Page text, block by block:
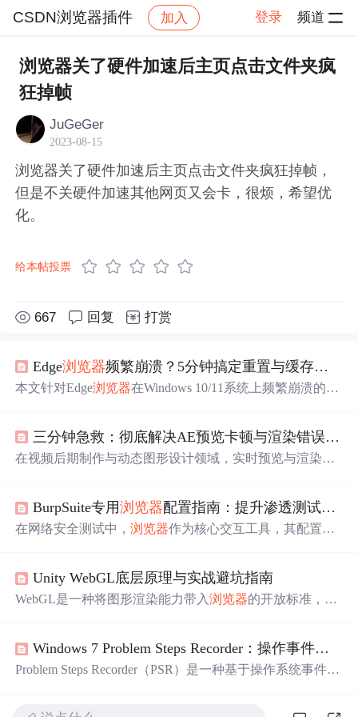
CSDN浏览器插件 加入 登录 频道
社区 CSDN浏览器插件 ☏ 互动/吐槽 帖子详情
浏览器关了硬件加速后主页点击文件夹疯
狂掉帧
JuGeGer
2023-08-15
浏览器关了硬件加速后主页点击文件夹疯狂掉帧，
但是不关硬件加速其他网页又会卡，很烦，希望优
化。
给本帖投票
667 回复 打赏
Edge浏览器频繁崩溃？5分钟搞定重置与缓存清理（Win10/Win11通用）
本文针对Edge浏览器在Windows 10/11系统上频繁崩溃的问
目录，并针对扩展冲突、硬件加速等特定场景给出排查步
骤。遵循本指南，用户通常可在5-10分钟内有效解决Edge
三分钟急救：彻底解决AE预览卡顿与渲染错误的系统优化指南
在视频后期制作与动态图形设计领域，实时预览与渲染效
Effects）需要实时处理高分辨率帧序列、复杂粒子特效与
多层合成时，系统资源分配策略将直接决定性能表现。从
题，解决方案需从软件设置、缓存机制与系统环境三方面
切入。例如，合理配置AE的磁盘缓存位置与大小，能显著
减少因缓存文件堆积或I/O瓶颈导致的
BurpSuite专用浏览器配置指南：提升渗透测试效率与隐蔽性
在网络安全测试中，浏览器作为核心交互工具，其配置直
与指纹干扰。其原理在于利用浏览器命令行参数创建独立
用户数据目录，并强制流量经由BurpSuite代理，实现请求
别的风险。应用场景主要覆盖Web应用渗透测试、API安全
审计以及移动端H5页面漏洞挖掘。本文聚焦于BurpSuite专
的实战配置，详细解析了从
Unity WebGL底层原理与实战避坑指南
WebGL是一种将图形渲染能力带入浏览器的开放标准，其
2CPP将C#编译为WebAssembly，再结合JS Interop桥接浏览
器能力，形成一套跨平台运行时方案。该技术路径带来显
Windows 7 Problem Steps Recorder：操作事件捕获与图文诊断原理
Problem Steps Recorder（PSR）是一种基于操作系统事件钩